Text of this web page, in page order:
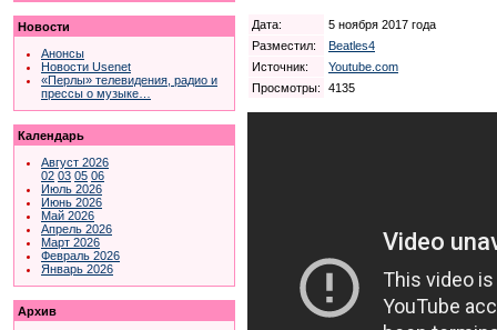
Новости
Анонсы
Новости Usenet
«Перлы» телевидения, радио и
прессы о музыке…
Календарь
Август 2026
02 03 05 06
Июль 2026
Июнь 2026
Май 2026
Апрель 2026
Март 2026
Февраль 2026
Январь 2026
Архив
Дата:
5 ноября 2017 года
Разместил:
Beatles4
Источник:
Youtube.com
Просмотры:
4135